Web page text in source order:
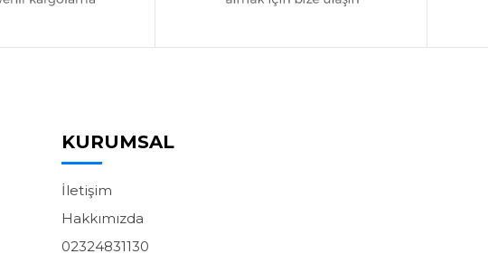
KURUMSAL
İletişim
Hakkımızda
02324831130